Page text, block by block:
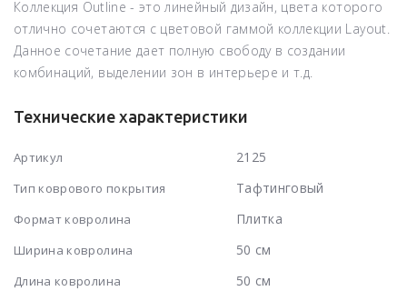
Коллекция Outline - это линейный дизайн, цвета которого
отлично сочетаются с цветовой гаммой коллекции Layout.
Данное сочетание дает полную свободу в создании
комбинаций, выделении зон в интерьере и т.д.
Технические характеристики
Артикул 2125
Тип коврового покрытия Тафтинговый
Формат ковролина Плитка
Ширина ковролина 50 см
Длина ковролина 50 см